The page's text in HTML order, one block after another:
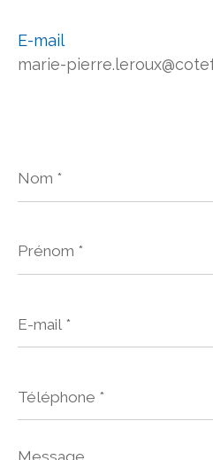
E-mail
marie-
*
*
mail
*
Message